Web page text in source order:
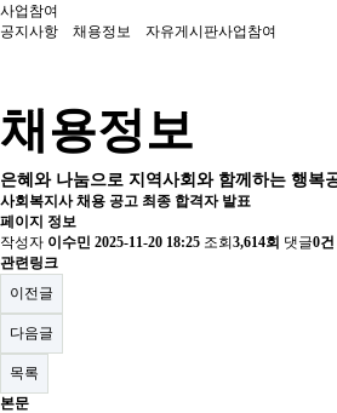
사업참여
공지사항
채용정보 자유게시판사업참여
채용정보
은혜와 나눔으로 지역사회와 함께하는 행복
사회복지사 채용 공고 최종 합격자 발표
페이지 정보
작성자 이수민 2025-11-20 18:25 조회 3,614회 댓글0건
관련링크
이전글
다음글
목록
본문